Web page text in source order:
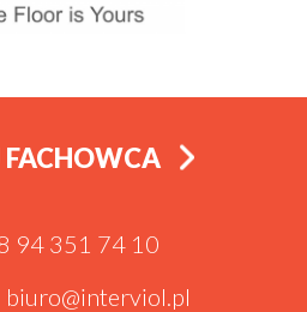
94 351 74 10
biuro@interviol.pl